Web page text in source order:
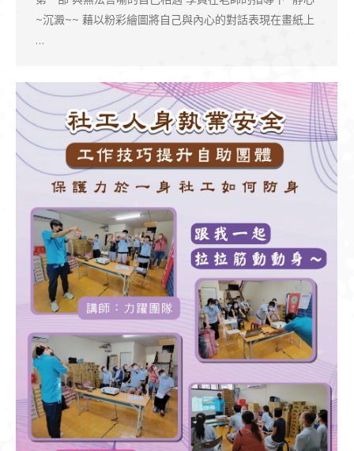
~沉澱~~ 藉以粉彩繪圖將自己與內心的對話表現在畫紙上
…